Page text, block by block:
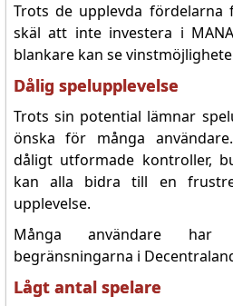
Trots de upplevda fördelarna
skäl att inte investera i
blankare kan se
Dålig spelupplevelse
Trots sin potential lämnar
önska för många
dåligt utformade kontroller,
kan alla bidra till en
upplevelse.
Många användare
begränsningarna i
Lågt antal spelare